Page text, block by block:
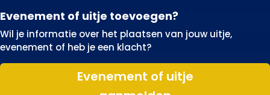
Evenement of uitje toevoegen?
Wil je informatie over het plaatsen van jouw uitje,
evenement of heb je een klacht?
Evenement of uitje